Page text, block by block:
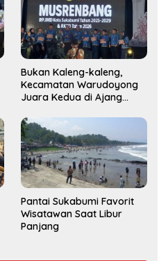
Bukan Kaleng-kaleng,
Kecamatan Warudoyong
Juara Kedua di Ajang
2025
Pantai Sukabumi Favorit
Wisatawan Saat Libur
Panjang